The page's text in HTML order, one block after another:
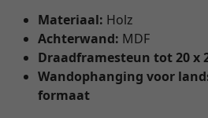
Materiaal: Holz
Achterwand: MDF
Draadframesteun tot 20 x
Wandophanging voor
formaat